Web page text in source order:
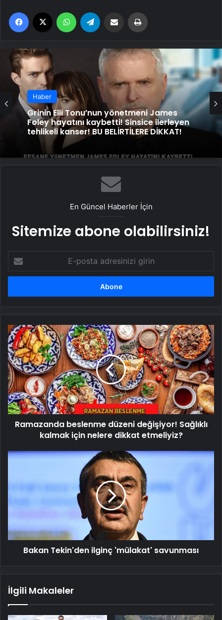
Facebook WhatsApp Email'den paylaş
Haber
Grinin Elli Tonu’nun yönetmeni James
Foley hayatını kaybetti! Sinsice ilerleyen
tehlikeli kanser! BU BELİRTİLERE DİKKAT!
En Güncel Haberler İçin
Sitemize abone olabilirsiniz!
posta
adresinizi
Ramazanda
beslenme
düzeni
değişiyor!
Sağlıklı
kalmak
için
nelere
dikkat
etmeliyiz?
Ramazanda beslenme düzeni değişiyor! Sağlıklı
kalmak için nelere dikkat etmeliyiz?
Bakan
savunması
Bakan Tekin'den ilginç 'mülakat' savunması
İlgili Makaleler